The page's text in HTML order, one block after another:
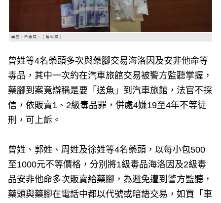
曾姓等4名藥頭多次與藥腳交易海洛因及安非他命等
毒品，其中一次約在汽車旅館交易被警方監聽掌握，
藥腳到案竟辯稱是要「送魚」到汽車旅館，法官不採
信，依販賣1、2級毒品罪，併處4嫌19至4年不等徒
刑，可上訴。
曾姓、郭姓、周姓及徐姓等4名藥頭，以每小包500
至1000元不等價格，分別將1級毒品海洛因及2級毒
品安非他命多次販賣給藥腳，為避免遭到警方監聽，
藥頭與藥腳在電話中都以代號或暗語交易，如買「車